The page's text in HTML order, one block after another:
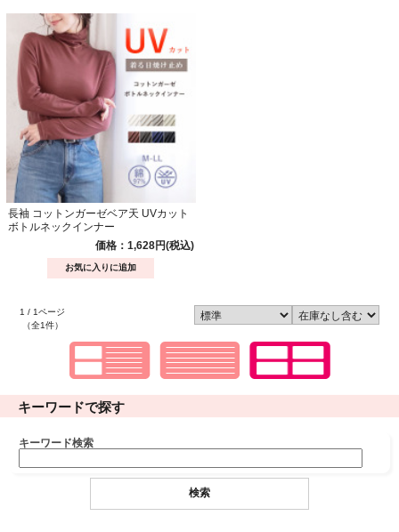
長袖 コットンガーゼベア天 UVカット
ボトルネックインナー
価格：1,628円(税込)
1 / 1ページ
（全1件）
キーワードで探す
キーワード検索